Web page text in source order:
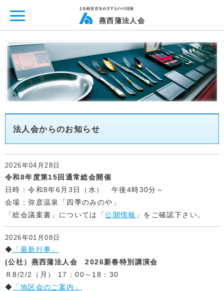
燕西蒲法人会
法人会からのお知らせ
2026年04月28日
令和8年度第15回通常総会開催
日時：令和8年6月3日（水） 午後4時30分～
会場：弥彦温泉「四季のみのや」
「総会議案書」については「公開情報 」をご確認下さい。
2026年01月08日
◆ 「最新行事」
(公社）燕西蒲法人会 2026新春特別講演会
Ｒ8/2/2（月） 17：00～18：30
◆ 「地区会のご案内」